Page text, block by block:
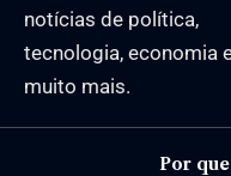
notícias de política,
tecnologia, economia
muito mais.
Por